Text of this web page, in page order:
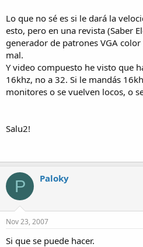
Lo que no sé es si le dará la
esto, pero en una revista (Saber
generador de patrones VGA
mal.
Y video compuesto he visto que
16khz, no a 32. Si le mandás
monitores o se vuelven locos, o
Salu2!
P Paloky
Nov 23, 2007
Si que se puede hacer.